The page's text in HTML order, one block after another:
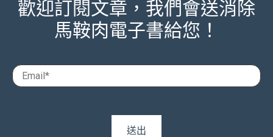
我同意個人資料保護法及相關規定
(閱讀個人資料保護法及相關規定全文)*